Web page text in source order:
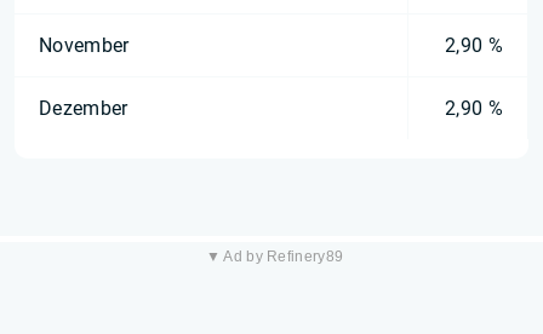
November 2,90 %
Dezember 2,90 %
▼ Ad by Refinery89